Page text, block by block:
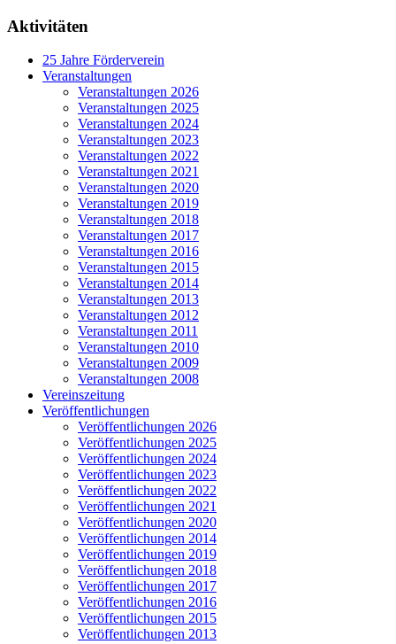
Aktivitäten
25 Jahre Förderverein
Veranstaltungen
Veranstaltungen 2026
Veranstaltungen 2025
Veranstaltungen 2024
Veranstaltungen 2023
Veranstaltungen 2022
Veranstaltungen 2021
Veranstaltungen 2020
Veranstaltungen 2019
Veranstaltungen 2018
Veranstaltungen 2017
Veranstaltungen 2016
Veranstaltungen 2015
Veranstaltungen 2014
Veranstaltungen 2013
Veranstaltungen 2012
Veranstaltungen 2011
Veranstaltungen 2010
Veranstaltungen 2009
Veranstaltungen 2008
Vereinszeitung
Veröffentlichungen
Veröffentlichungen 2026
Veröffentlichungen 2025
Veröffentlichungen 2024
Veröffentlichungen 2023
Veröffentlichungen 2022
Veröffentlichungen 2021
Veröffentlichungen 2020
Veröffentlichungen 2014
Veröffentlichungen 2019
Veröffentlichungen 2018
Veröffentlichungen 2017
Veröffentlichungen 2016
Veröffentlichungen 2015
Veröffentlichungen 2013